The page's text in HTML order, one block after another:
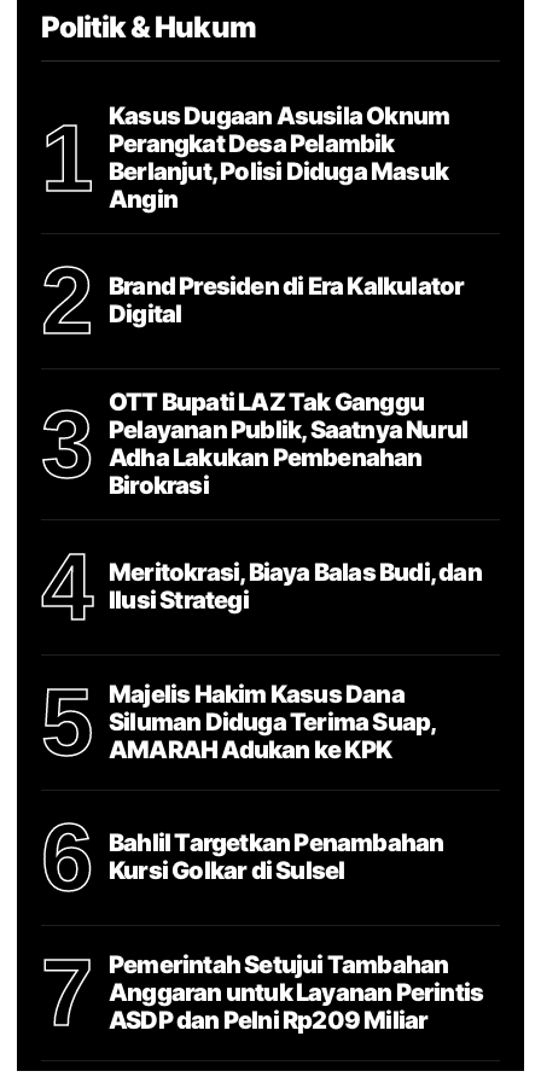
Politik & Hukum
1
Kasus Dugaan Asusila Oknum
Perangkat Desa Pelambik
Berlanjut, Polisi Diduga Masuk
Angin
2
Brand Presiden di Era Kalkulator
Digital
3
OTT Bupati LAZ Tak Ganggu
Pelayanan Publik, Saatnya Nurul
Adha Lakukan Pembenahan
Birokrasi
4
Meritokrasi, Biaya Balas Budi, dan
Ilusi Strategi
5
Majelis Hakim Kasus Dana
Siluman Diduga Terima Suap,
AMARAH Adukan ke KPK
6
Bahlil Targetkan Penambahan
Kursi Golkar di Sulsel
7
Pemerintah Setujui Tambahan
Anggaran untuk Layanan Perintis
ASDP dan Pelni Rp209 Miliar